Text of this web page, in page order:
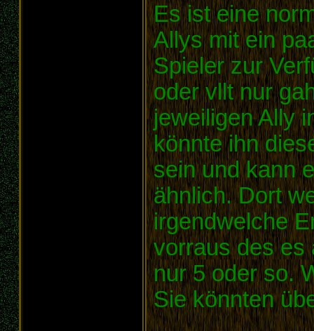
Es ist eine
Allys mit ein
Spieler zur
oder vllt nur
jeweiligen Ally
könnte ihn
sein und kann
ähnlich. Dort
irgendwelche
vorraus des es
nur 5 oder so.
Sie könnten